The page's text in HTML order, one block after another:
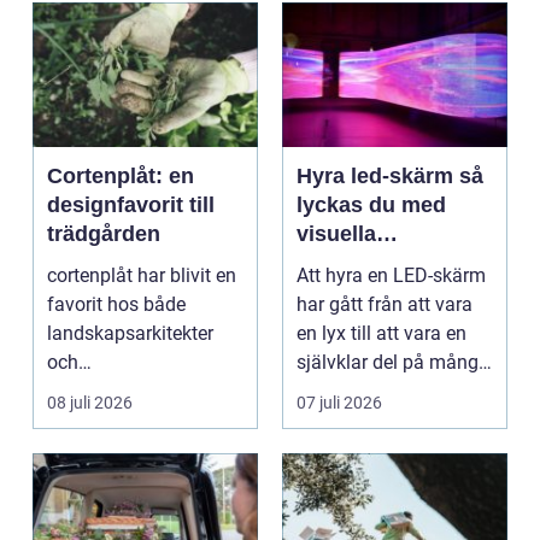
Cortenplåt: en
designfavorit till
trädgården
cortenplåt har blivit en
favorit hos både
landskapsarkitekter
och
trädgårdsentusiaster.
Det är ett m...
08 juli 2026
Hyra led-skärm så
lyckas du med
visuella
upplevelser på
event
Att hyra en LED-skärm
har gått från att vara
en lyx till att vara en
självklar del på många
event, m...
07 juli 2026